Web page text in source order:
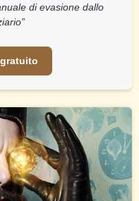
di evasione dallo